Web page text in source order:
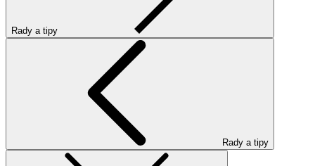
Rady a tipy
Rady a tipy